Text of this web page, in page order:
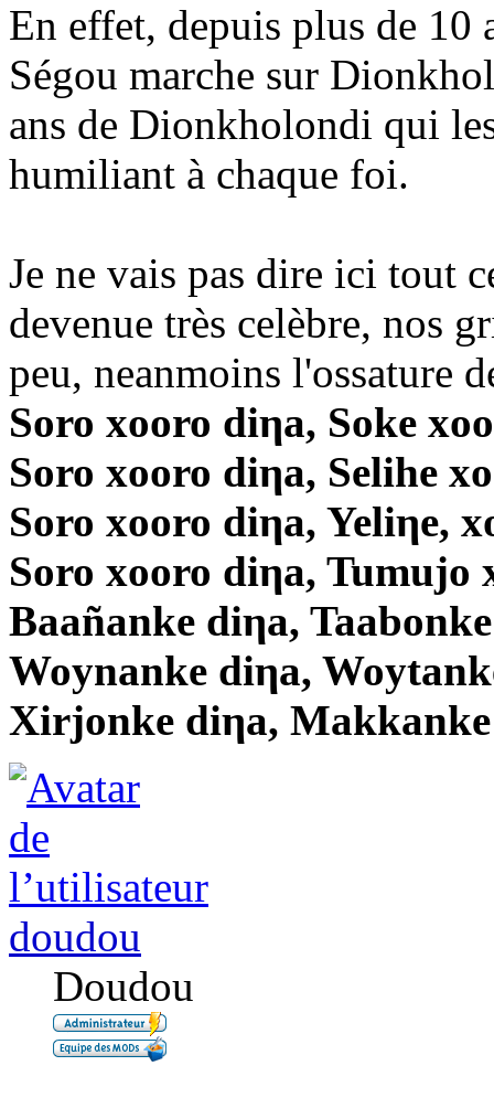
En effet, depuis plus de 10
Ségou marche sur
ans de Dionkholondi qui
humiliant à chaque foi.
Je ne vais pas dire ici tout
devenue très celèbre, nos
peu, neanmoins l'ossature
Soro xooro diηa, Soke
Soro xooro diηa, Selihe
Soro xooro diηa, Yeliηe,
Soro xooro diηa, Tumujo
Baañanke diηa,
Woynanke diηa,
Xirjonke diηa,
doudou
Doudou